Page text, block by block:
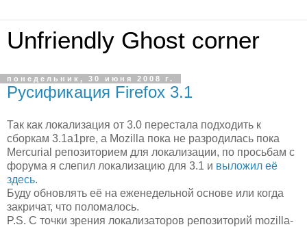
Unfriendly Ghost corner
понедельник, 30 июня 2008 г.
Русификация Firefox 3.1
Так как локализация от 3.0 перестала подходить к
сборкам 3.1a1pre, а Mozilla пока не разродилась пока
Mercurial репозиторием для локализации, по просьбам с
форума я слепил локализацию для 3.1 и выложил её
здесь.
Буду обновлять её на еженедельной основе или когда
закричат, что поломалось.
P.S. С точки зрения локализаторов репозиторий mozilla-